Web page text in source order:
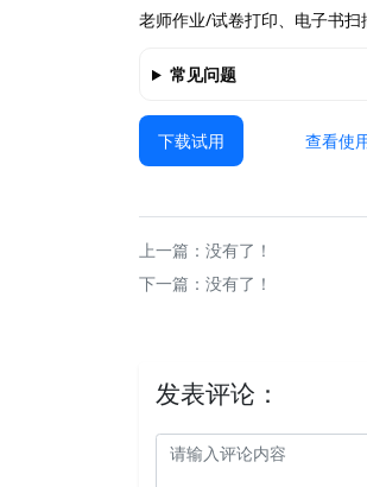
老师作业/试卷打印、电子书扫
常见问题
下载试用 查看使
上一篇：没有了！
下一篇：没有了！
发表评论：